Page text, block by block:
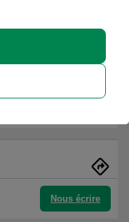
Nous écrire